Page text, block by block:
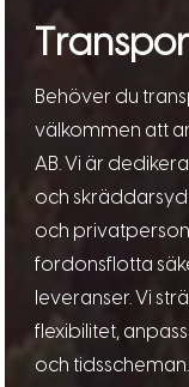
Behöver du
välkommen att
AB. Vi är
och
och
fordonsflotta
leveranser. Vi
flexibilitet,
och tidsscheman.